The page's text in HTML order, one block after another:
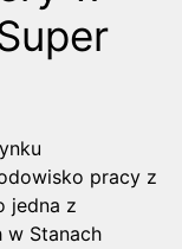
pracy z
jedna z
w Stanach